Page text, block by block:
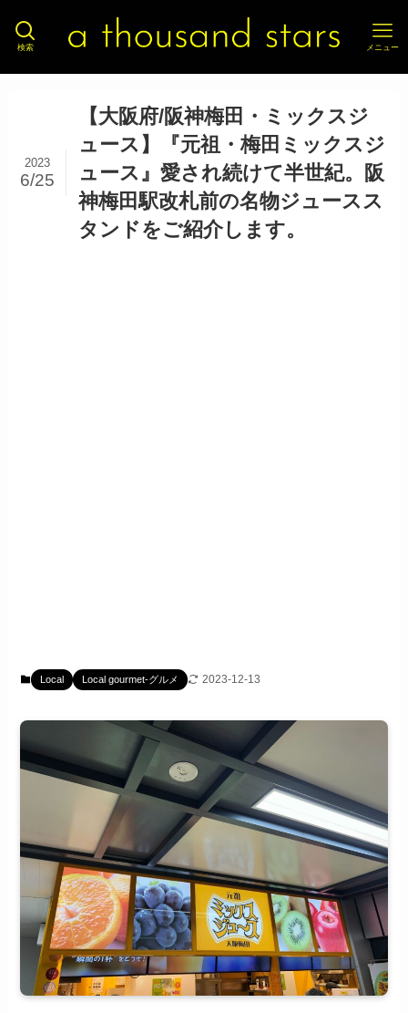
検索 メニュー
【大阪府/阪神梅田・ミックスジ
ュース】『元祖・梅田ミックスジ
ュース』愛され続けて半世紀。阪
神梅田駅改札前の名物ジュースス
タンドをご紹介します。
2023
6/25
Local Local gourmet-グルメ 2023-12-13